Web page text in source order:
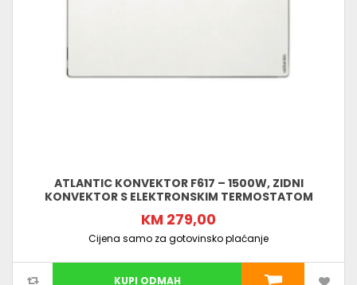
ATLANTIC KONVEKTOR F617 – 1500W, ZIDNI
KONVEKTOR S ELEKTRONSKIM TERMOSTATOM
KM 279,00
Cijena samo za gotovinsko plaćanje
KUPI ODMAH